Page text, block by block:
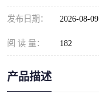
发布日期： 2026-08-09
阅 读 量： 182
产品描述